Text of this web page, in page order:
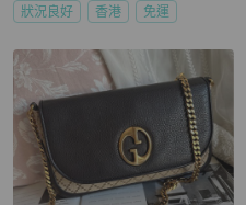
狀況良好 香港 免運